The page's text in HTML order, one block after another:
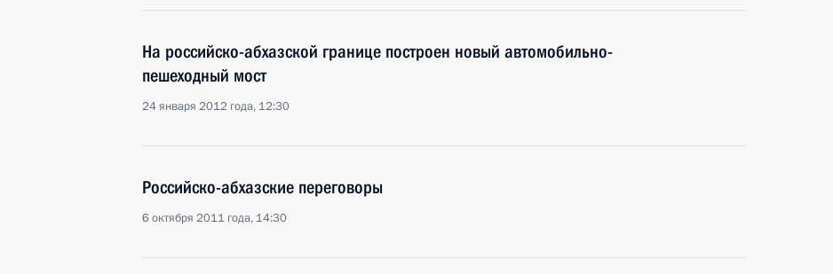
На российско-абхазской границе построен новый автомобильно-
пешеходный мост
24 января 2012 года, 12:30
Российско-абхазские переговоры
6 октября 2011 года, 14:30